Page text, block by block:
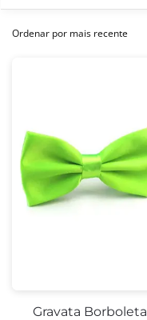
Gravata Borboleta